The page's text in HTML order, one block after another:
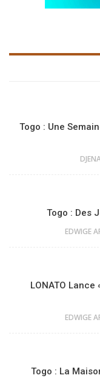
Togo : Une
Togo : Des
EDWIGE
LONATO Lance
EDWIGE
Togo : La